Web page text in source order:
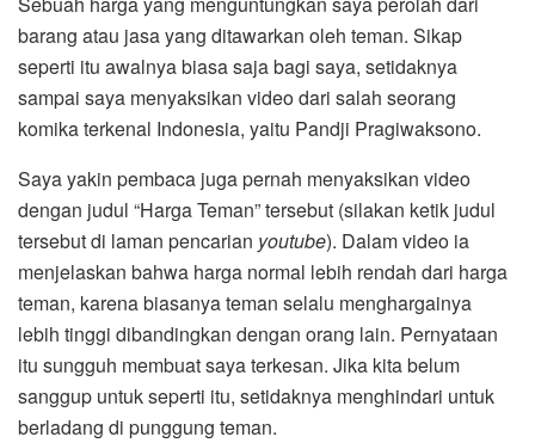
barang atau jasa yang ditawarkan oleh teman. Sikap
seperti itu awalnya biasa saja bagi saya, setidaknya
sampai saya menyaksikan video dari salah seorang
komika terkenal Indonesia, yaitu Pandji Pragiwaksono.
Saya yakin pembaca juga pernah menyaksikan video
dengan judul “Harga Teman” tersebut (silakan ketik judul
tersebut di laman pencarian youtube). Dalam video ia
menjelaskan bahwa harga normal lebih rendah dari harga
teman, karena biasanya teman selalu menghargainya
lebih tinggi dibandingkan dengan orang lain. Pernyataan
itu sungguh membuat saya terkesan. Jika kita belum
sanggup untuk seperti itu, setidaknya menghindari untuk
berladang di punggung teman.